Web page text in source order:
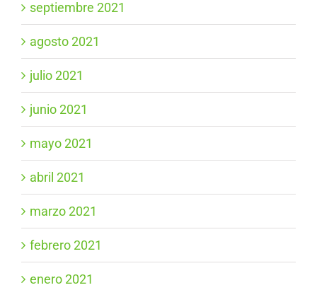
septiembre 2021
agosto 2021
julio 2021
junio 2021
mayo 2021
abril 2021
marzo 2021
febrero 2021
enero 2021